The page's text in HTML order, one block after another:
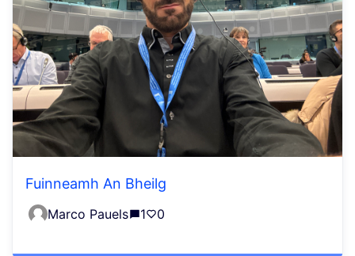
Fuinneamh An Bheilg
Marco Pauels 1 0